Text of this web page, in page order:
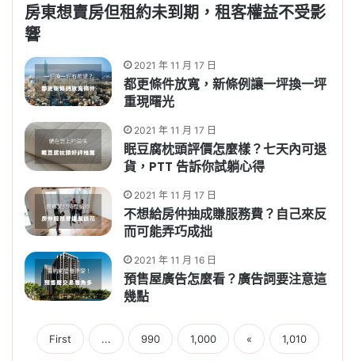
房東想賣房但租約未到期，租客權益不受影
響
2021 年 11 月 17 日
都更條件放寬，新條例讓一坪換一坪
重現曙光
2021 年 11 月 17 日
眠豆腐枕頭評價怎麼樣？七天內可退
貨，PTT 告訴你試躺心得
2021 年 11 月 17 日
不想給房仲抽成賺服務費？自己來反
而可能弄巧成拙
2021 年 11 月 16 日
預售屋廣告怎麼看？廣告詞要注意這
幾點
First ... 990 1,000 « 1,010